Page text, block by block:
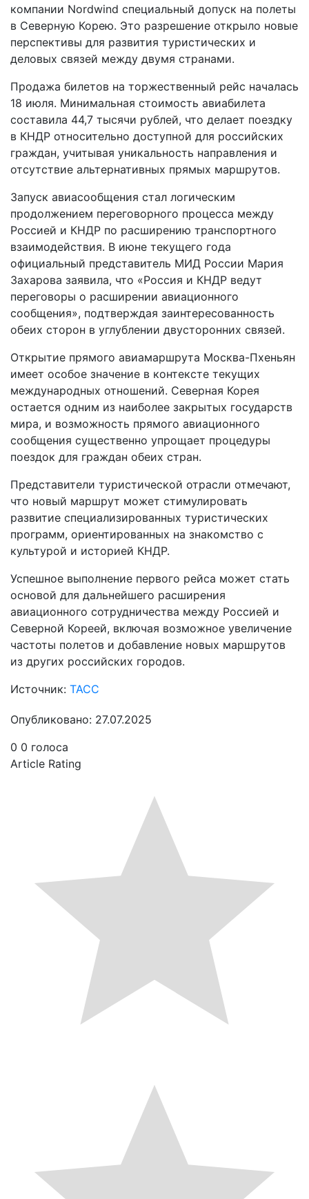
компании Nordwind специальный допуск на полеты
в Северную Корею. Это разрешение открыло новые
перспективы для развития туристических и
деловых связей между двумя странами.
Продажа билетов на торжественный рейс началась
18 июля. Минимальная стоимость авиабилета
составила 44,7 тысячи рублей, что делает поездку
в КНДР относительно доступной для российских
граждан, учитывая уникальность направления и
отсутствие альтернативных прямых маршрутов.
Запуск авиасообщения стал логическим
продолжением переговорного процесса между
Россией и КНДР по расширению транспортного
взаимодействия. В июне текущего года
официальный представитель МИД России Мария
Захарова заявила, что «Россия и КНДР ведут
переговоры о расширении авиационного
сообщения», подтверждая заинтересованность
обеих сторон в углублении двусторонних связей.
Открытие прямого авиамаршрута Москва-Пхеньян
имеет особое значение в контексте текущих
международных отношений. Северная Корея
остается одним из наиболее закрытых государств
мира, и возможность прямого авиационного
сообщения существенно упрощает процедуры
поездок для граждан обеих стран.
Представители туристической отрасли отмечают,
что новый маршрут может стимулировать
развитие специализированных туристических
программ, ориентированных на знакомство с
культурой и историей КНДР.
Успешное выполнение первого рейса может стать
основой для дальнейшего расширения
авиационного сотрудничества между Россией и
Северной Кореей, включая возможное увеличение
частоты полетов и добавление новых маршрутов
из других российских городов.
Источник: ТАСС
Опубликовано: 27.07.2025
0 0 голоса
Article Rating